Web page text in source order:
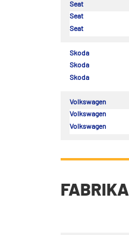
Seat
Seat
Seat
Skoda
Skoda
Skoda
Volkswagen
Volkswagen
Volkswagen